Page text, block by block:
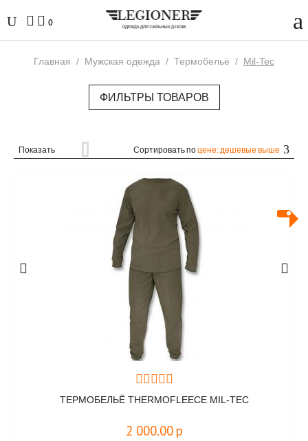
0
Главная / Мужская одежда / Термобельё / Mil-Tec
ФИЛЬТРЫ ТОВАРОВ
Показать Сортировать поцене: дешевые выше
ТЕРМОБЕЛЬЁ THERMOFLEECE MIL-TEC
2 000.00 р